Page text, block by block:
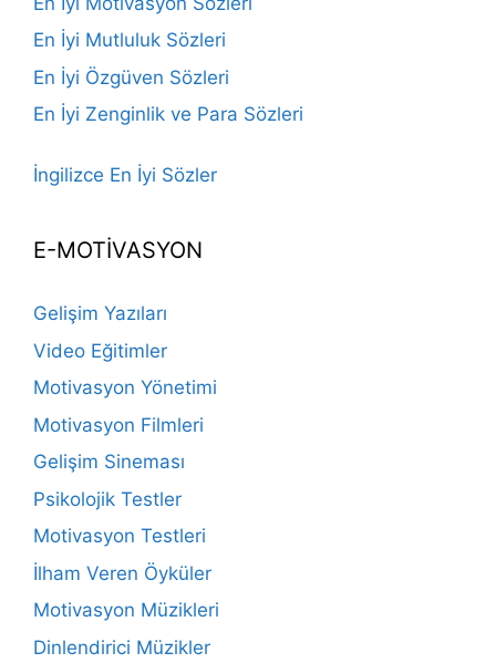
En İyi Mutluluk Sözleri
En İyi Özgüven Sözleri
En İyi Zenginlik ve Para Sözleri
İngilizce En İyi Sözler
E-MOTİVASYON
Gelişim Yazıları
Video Eğitimler
Motivasyon Yönetimi
Motivasyon Filmleri
Gelişim Sineması
Psikolojik Testler
Motivasyon Testleri
İlham Veren Öyküler
Motivasyon Müzikleri
Dinlendirici Müzikler